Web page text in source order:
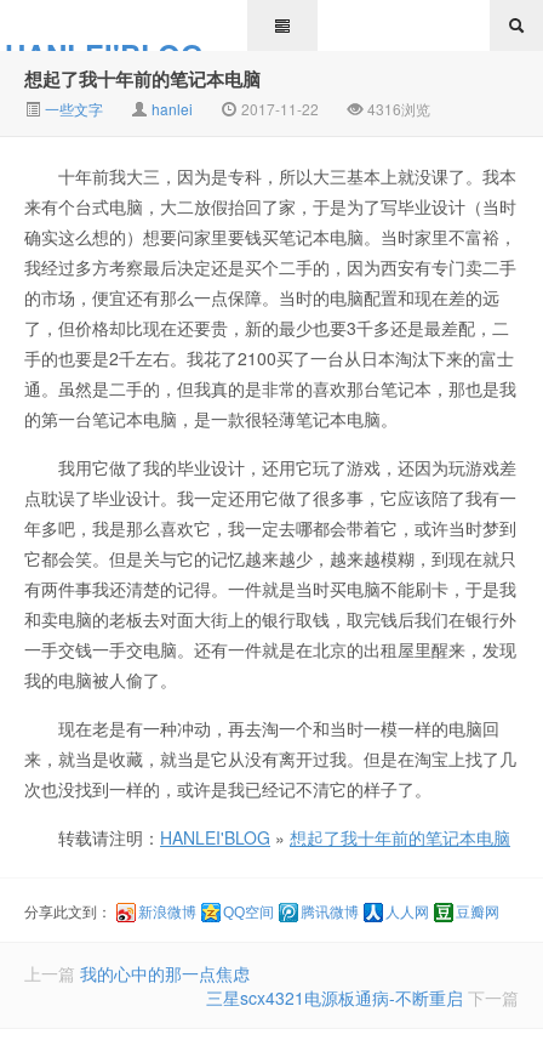
HANLEI'BLOG
想起了我十年前的笔记本电脑
一些文字 hanlei 2017-11-22 4316浏览
十年前我大三，因为是专科，所以大三基本上就没课了。我本
来有个台式电脑，大二放假抬回了家，于是为了写毕业设计（当时
确实这么想的）想要问家里要钱买笔记本电脑。当时家里不富裕，
我经过多方考察最后决定还是买个二手的，因为西安有专门卖二手
的市场，便宜还有那么一点保障。当时的电脑配置和现在差的远
了，但价格却比现在还要贵，新的最少也要3千多还是最差配，二
手的也要是2千左右。我花了2100买了一台从日本淘汰下来的富士
通。虽然是二手的，但我真的是非常的喜欢那台笔记本，那也是我
的第一台笔记本电脑，是一款很轻薄笔记本电脑。
我用它做了我的毕业设计，还用它玩了游戏，还因为玩游戏差
点耽误了毕业设计。我一定还用它做了很多事，它应该陪了我有一
年多吧，我是那么喜欢它，我一定去哪都会带着它，或许当时梦到
它都会笑。但是关与它的记忆越来越少，越来越模糊，到现在就只
有两件事我还清楚的记得。一件就是当时买电脑不能刷卡，于是我
和卖电脑的老板去对面大街上的银行取钱，取完钱后我们在银行外
一手交钱一手交电脑。还有一件就是在北京的出租屋里醒来，发现
我的电脑被人偷了。
现在老是有一种冲动，再去淘一个和当时一模一样的电脑回
来，就当是收藏，就当是它从没有离开过我。但是在淘宝上找了几
次也没找到一样的，或许是我已经记不清它的样子了。
转载请注明： HANLEI'BLOG » 想起了我十年前的笔记本电脑
分享此文到： 新浪微博 QQ空间 腾讯微博 人人网 豆瓣网
上一篇 我的心中的那一点焦虑
三星scx4321电源板通病-不断重启 下一篇